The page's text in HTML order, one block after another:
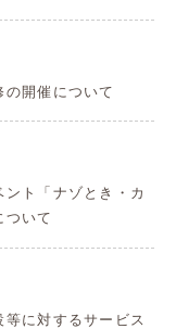
開催について
ト「ナゾとき・カ
ついて
等に対するサービス